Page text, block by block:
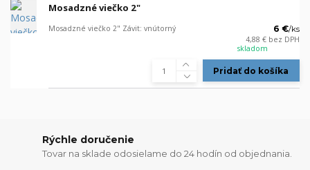
Mosadzné viečko 2"
Mosadzné viečko 2" Závit: vnútorný 6 €/ks
4,88 € bez DPH
skladom
Pridať do košíka
Rýchle doručenie
Tovar na sklade odosielame do 24 hodín od objednania.